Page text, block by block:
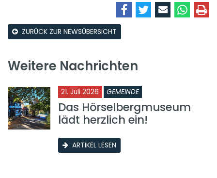
ZURÜCK ZUR NEWSÜBERSICHT
Weitere Nachrichten
21. Juli 2026 GEMEINDE
Das Hörselbergmuseum
lädt herzlich ein!
ARTIKEL LESEN